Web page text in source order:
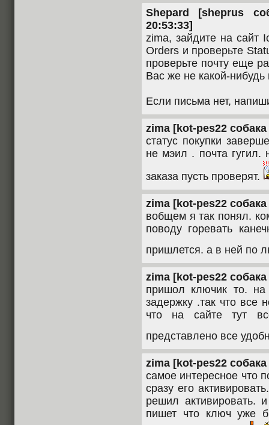
Shepard [sheprus
20:53:33]
zima, зайдите на сайт
Orders и проверьте
проверьте почту еще
Вас же не какой-нибудь
Если письма нет,
zima [kot-pes22
статус покупки
не мэил . почта
заказа пусть проверят.
zima [kot-pes22
вобщем я так понял.
поводу горевать
пришлется. а в ней по
zima [kot-pes22
пришол ключик то. на
задержку .так что все
что на сайте тут
представлено все
zima [kot-pes22
самое интересное что
сразу его
решил активировать.
пишет что ключ уже